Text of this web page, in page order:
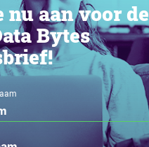
nu aan voor de
Bytes